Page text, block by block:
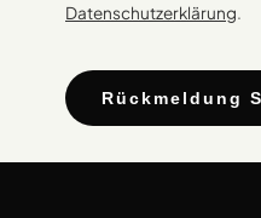
Datenschutzerklärung.
Rückmeldung